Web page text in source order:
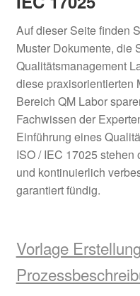
Vorlagen
ISO 14001
Vorlagen
ISO 50001
Vorlagen
Labor ISO/IEC
Auf dieser Seite finden
Muster Dokumente, die
Qualitätsmanagement
diese praxisorientierten
Bereich QM Labor
Fachwissen der
Einführung eines
ISO / IEC 17025
und kontinuierlich
garantiert fündig.
Vorlage